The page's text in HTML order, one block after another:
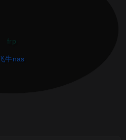
frp
飞牛nas